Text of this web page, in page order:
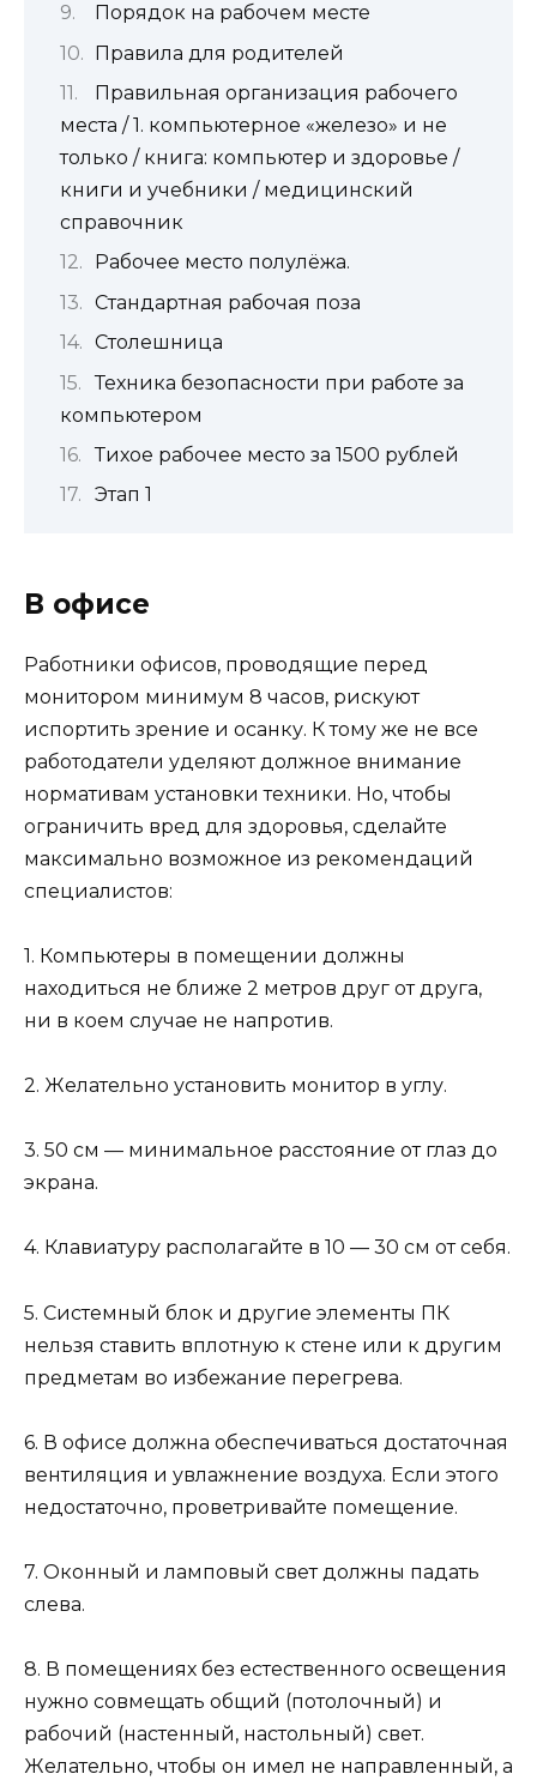
Порядок на рабочем месте
Правила для родителей
Правильная организация рабочего
места / 1. компьютерное «железо» и не
только / книга: компьютер и здоровье /
книги и учебники / медицинский
справочник
Рабочее место полулёжа.
Стандартная рабочая поза
Столешница
Техника безопасности при работе за
компьютером
Тихое рабочее место за 1500 рублей
Этап 1
В офисе
Работники офисов, проводящие перед
монитором минимум 8 часов, рискуют
испортить зрение и осанку. К тому же не все
работодатели уделяют должное внимание
нормативам установки техники. Но, чтобы
ограничить вред для здоровья, сделайте
максимально возможное из рекомендаций
специалистов:
1. Компьютеры в помещении должны
находиться не ближе 2 метров друг от друга,
ни в коем случае не напротив.
2. Желательно установить монитор в углу.
3. 50 см — минимальное расстояние от глаз до
экрана.
4. Клавиатуру располагайте в 10 — 30 см от себя.
5. Системный блок и другие элементы ПК
нельзя ставить вплотную к стене или к другим
предметам во избежание перегрева.
6. В офисе должна обеспечиваться достаточная
вентиляция и увлажнение воздуха. Если этого
недостаточно, проветривайте помещение.
7. Оконный и ламповый свет должны падать
слева.
8. В помещениях без естественного освещения
нужно совмещать общий (потолочный) и
рабочий (настенный, настольный) свет.
Желательно, чтобы он имел не направленный, а